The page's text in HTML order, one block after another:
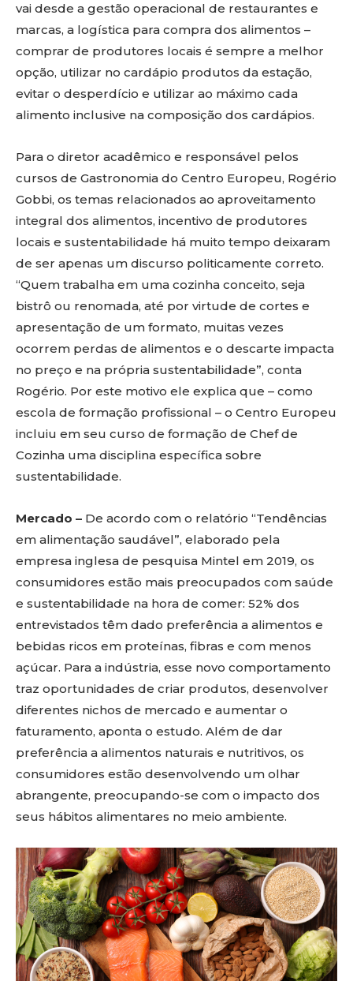
vai desde a gestão operacional de restaurantes e
marcas, a logística para compra dos alimentos –
comprar de produtores locais é sempre a melhor
opção, utilizar no cardápio produtos da estação,
evitar o desperdício e utilizar ao máximo cada
alimento inclusive na composição dos cardápios.
Para o diretor acadêmico e responsável pelos
cursos de Gastronomia do Centro Europeu, Rogério
Gobbi, os temas relacionados ao aproveitamento
integral dos alimentos, incentivo de produtores
locais e sustentabilidade há muito tempo deixaram
de ser apenas um discurso politicamente correto.
“Quem trabalha em uma cozinha conceito, seja
bistrô ou renomada, até por virtude de cortes e
apresentação de um formato, muitas vezes
ocorrem perdas de alimentos e o descarte impacta
no preço e na própria sustentabilidade”, conta
Rogério. Por este motivo ele explica que – como
escola de formação profissional – o Centro Europeu
incluiu em seu curso de formação de Chef de
Cozinha uma disciplina específica sobre
sustentabilidade.
Mercado – De acordo com o relatório “Tendências
em alimentação saudável”, elaborado pela
empresa inglesa de pesquisa Mintel em 2019, os
consumidores estão mais preocupados com saúde
e sustentabilidade na hora de comer: 52% dos
entrevistados têm dado preferência a alimentos e
bebidas ricos em proteínas, fibras e com menos
açúcar. Para a indústria, esse novo comportamento
traz oportunidades de criar produtos, desenvolver
diferentes nichos de mercado e aumentar o
faturamento, aponta o estudo. Além de dar
preferência a alimentos naturais e nutritivos, os
consumidores estão desenvolvendo um olhar
abrangente, preocupando-se com o impacto dos
seus hábitos alimentares no meio ambiente.